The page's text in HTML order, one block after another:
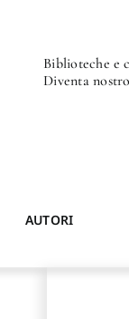
Biblioteche e
Diventa
AUTORI